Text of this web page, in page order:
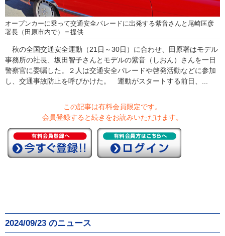
オープンカーに乗って交通安全パレードに出発する紫音さんと尾崎匡彦
署長（田原市内で）＝提供
秋の全国交通安全運動（21日～30日）に合わせ、田原署はモデル
事務所の社長、坂田智子さんとモデルの紫音（しおん）さんを一日
警察官に委嘱した。２人は交通安全パレードや啓発活動などに参加
し、交通事故防止を呼びかけた。 運動がスタートする前日、...
この記事は有料会員限定です。
会員登録すると続きをお読みいただけます。
2024/09/23 のニュース